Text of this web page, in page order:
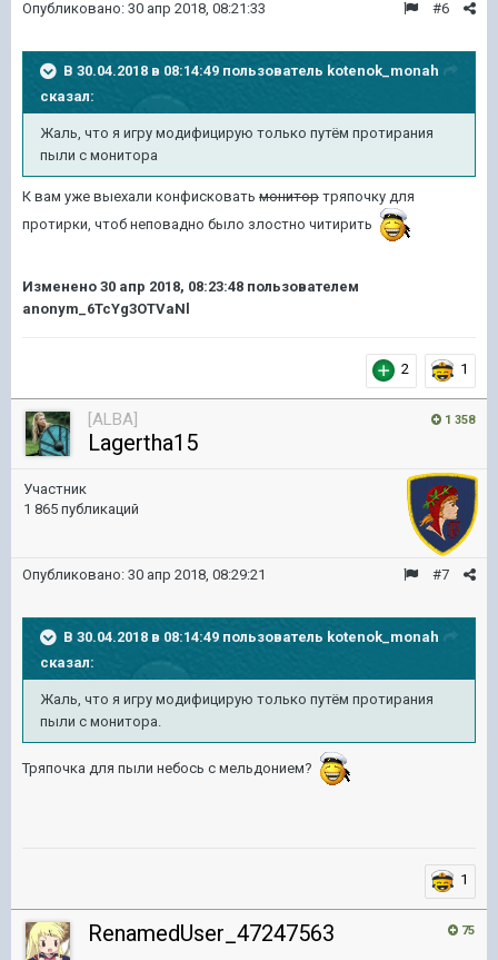
#6
Опубликовано: 30 апр 2018, 08:21:33
В 30.04.2018 в 08:14:49 пользователь kotenok_monah
сказал:
Жаль, что я игру модифицирую только путём протирания
пыли с монитора
К вам уже выехали конфисковать монитор тряпочку для
протирки, чтоб неповадно было злостно читирить
Изменено 30 апр 2018, 08:23:48 пользователем
anonym_6TcYg3OTVaNl
2 1
1 358
[ALBA]
Lagertha15
Участник
1 865 публикаций
#7
Опубликовано: 30 апр 2018, 08:29:21
В 30.04.2018 в 08:14:49 пользователь kotenok_monah
сказал:
Жаль, что я игру модифицирую только путём протирания
пыли с монитора.
Тряпочка для пыли небось с мельдонием?
1
75
RenamedUser_47247563